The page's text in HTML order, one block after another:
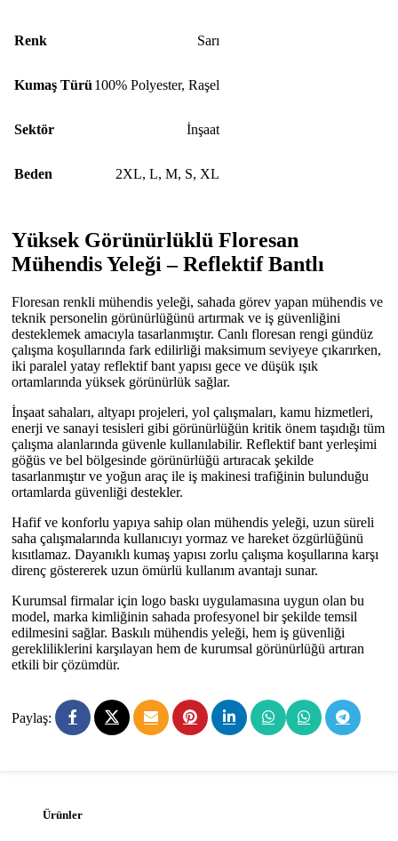
Renk Sarı
Kumaş Türü 100% Polyester, Raşel
Sektör İnşaat
Beden 2XL, L, M, S, XL
Yüksek Görünürlüklü Floresan
Mühendis Yeleği – Reflektif Bantlı
Floresan renkli mühendis yeleği, sahada görev yapan mühendis ve
teknik personelin görünürlüğünü artırmak ve iş güvenliğini
desteklemek amacıyla tasarlanmıştır. Canlı floresan rengi gündüz
çalışma koşullarında fark edilirliği maksimum seviyeye çıkarırken,
iki paralel yatay reflektif bant yapısı gece ve düşük ışık
ortamlarında yüksek görünürlük sağlar.
İnşaat sahaları, altyapı projeleri, yol çalışmaları, kamu hizmetleri,
enerji ve sanayi tesisleri gibi görünürlüğün kritik önem taşıdığı tüm
çalışma alanlarında güvenle kullanılabilir. Reflektif bant yerleşimi
göğüs ve bel bölgesinde görünürlüğü artıracak şekilde
tasarlanmıştır ve yoğun araç ile iş makinesi trafiğinin bulunduğu
ortamlarda güvenliği destekler.
Hafif ve konforlu yapıya sahip olan mühendis yeleği, uzun süreli
saha çalışmalarında kullanıcıyı yormaz ve hareket özgürlüğünü
kısıtlamaz. Dayanıklı kumaş yapısı zorlu çalışma koşullarına karşı
direnç göstererek uzun ömürlü kullanım avantajı sunar.
Kurumsal firmalar için logo baskı uygulamasına uygun olan bu
model, marka kimliğinin sahada profesyonel bir şekilde temsil
edilmesini sağlar. Baskılı mühendis yeleği, hem iş güvenliği
gerekliliklerini karşılayan hem de kurumsal görünürlüğü artıran
etkili bir çözümdür.
Paylaş:
Ürünler